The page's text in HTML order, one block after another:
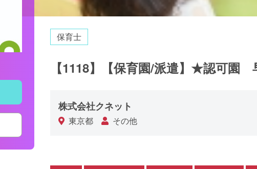
保育士
【1118】【保育園/派遣】★認可園
株式会社クネット
東京都 その他